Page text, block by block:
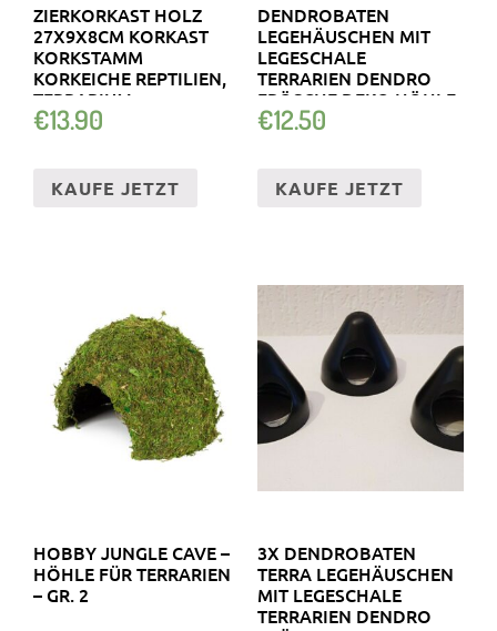
ZIERKORKAST HOLZ
27X9X8CM KORKAST
KORKSTAMM
KORKEICHE REPTILIEN,
TERRARIUM
€13.90
KAUFE JETZT
DENDROBATEN
LEGEHÄUSCHEN MIT
LEGESCHALE
TERRARIEN DENDRO
FRÖSCHE DEKO HÖHLE
€12.50
KAUFE JETZT
HOBBY JUNGLE CAVE –
HÖHLE FÜR TERRARIEN
– GR. 2
3X DENDROBATEN
TERRA LEGEHÄUSCHEN
MIT LEGESCHALE
TERRARIEN DENDRO